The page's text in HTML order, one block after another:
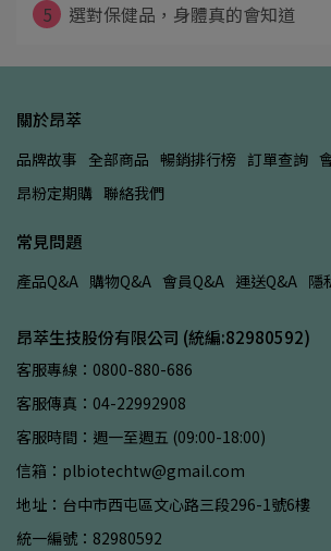
5
選對保健品，身體真的會知道
關於昂萃
品牌故事 全部商品 暢銷排行榜 訂單查詢
昂粉定期購 聯絡我們
常見問題
產品Q&A 購物Q&A 會員Q&A 運送Q&A 隱
昂萃生技股份有限公司 (統編:82980592)
客服專線：0800-880-686
客服傳真：04-22992908
客服時間：週一至週五 (09:00-18:00)
信箱：plbiotechtw@gmail.com
地址：台中市西屯區文心路三段296-1號6樓
統一編號：82980592